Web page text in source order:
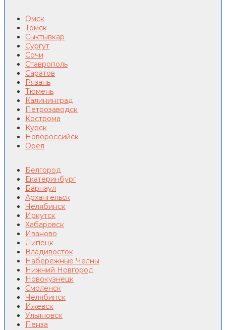
Омск
Томск
Сыктывкар
Сургут
Сочи
Ставрополь
Саратов
Рязань
Тюмень
Калининград
Петрозаводск
Кострома
Курск
Новороссийск
Орел
Белгород
Екатеринбург
Барнаул
Архангельск
Челябинск
Иркутск
Хабаровск
Иваново
Липецк
Владивосток
Набережные Челны
Нижний Новгород
Новокузнецк
Смоленск
Челябинск
Ижевск
Ульяновск
Пенза